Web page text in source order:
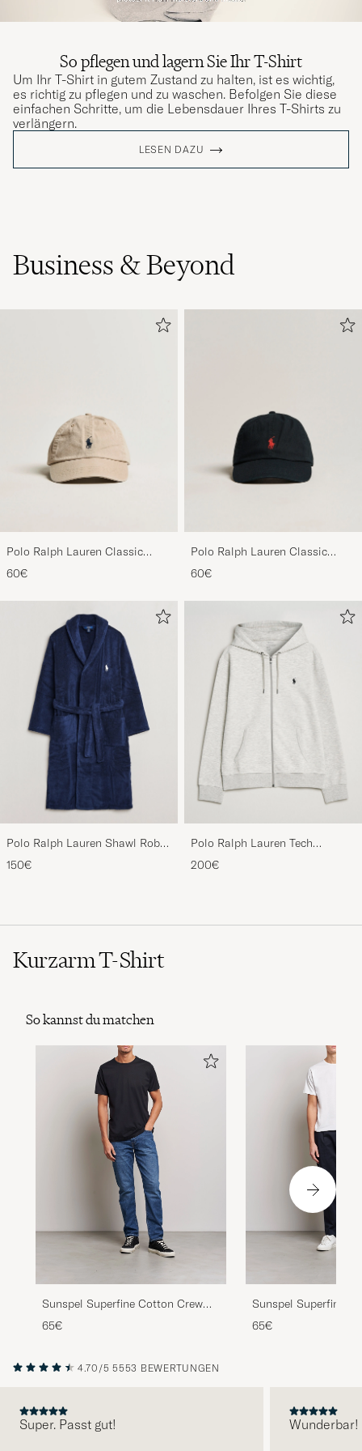
So pflegen und lagern Sie Ihr T-Shirt
Um Ihr T-Shirt in gutem Zustand zu halten, ist es wichtig,
es richtig zu pflegen und zu waschen. Befolgen Sie diese
einfachen Schritte, um die Lebensdauer Ihres T-Shirts zu
verlängern.
LESEN DAZU
Business & Beyond
Polo Ralph Lauren Classic
Sports Cap Beige
60€
Polo Ralph Lauren Classic
Sports Cap Black
60€
Polo Ralph Lauren Shawl Robe
Navy
150€
Polo Ralph Lauren Tech
Performance Full Zip Light
Sport Heather
200€
Kurzarm T-Shirt
So kannst du matchen
Sunspel Superfine Cotton Crew
Neck T-Shirt Black
65€
Sunspel Superfine
Neck T-Shirt White
65€
4.70/5 5553 BEWERTUNGEN
Super. Passt gut! Wunderbar!